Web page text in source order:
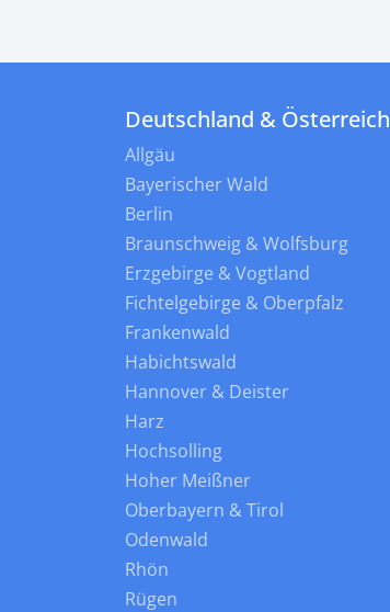
Deutschland & Österreich
Allgäu
Bayerischer Wald
Berlin
Braunschweig & Wolfsburg
Erzgebirge & Vogtland
Fichtelgebirge & Oberpfalz
Frankenwald
Habichtswald
Hannover & Deister
Harz
Hochsolling
Hoher Meißner
Oberbayern & Tirol
Odenwald
Rhön
Rügen